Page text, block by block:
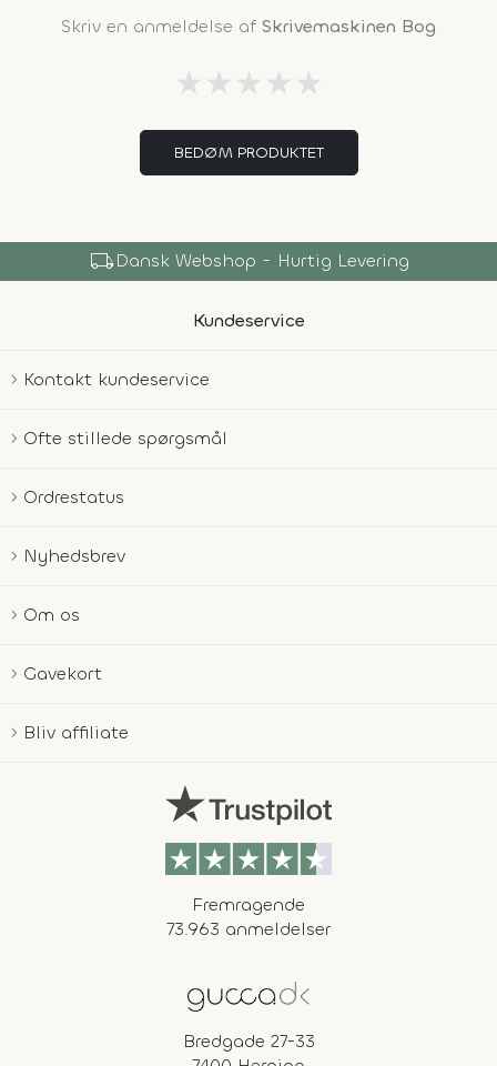
Skriv en anmeldelse af Skrivemaskinen Bog
★ ★ ★ ★ ★
BEDØM PRODUKTET
local_shippingDansk Webshop - Hurtig Levering
Kundeservice
Kontakt kundeservice
Ofte stillede spørgsmål
Ordrestatus
Nyhedsbrev
Om os
Gavekort
Bliv affiliate
Fremragende
73.963 anmeldelser
Bredgade 27-33